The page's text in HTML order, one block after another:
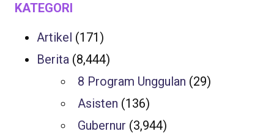
KATEGORI
Artikel (171)
Berita (8,444)
8 Program Unggulan (29)
Asisten (136)
Gubernur (3,944)